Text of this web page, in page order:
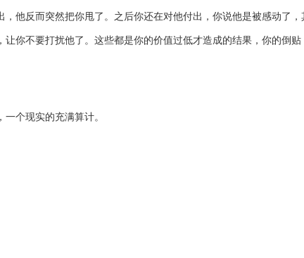
反而突然把你甩了。之后你还在对他付出，你说他是被感动了
不要打扰他了。这些都是你的价值过低才造成的结果，你的倒贴
个现实的充满算计。